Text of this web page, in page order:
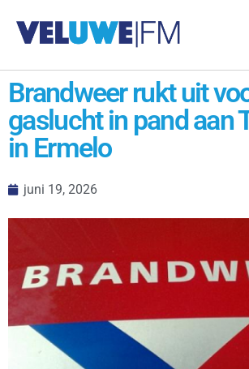
Brandweer rukt uit
gaslucht in pand aan
in Ermelo
juni 19, 2026